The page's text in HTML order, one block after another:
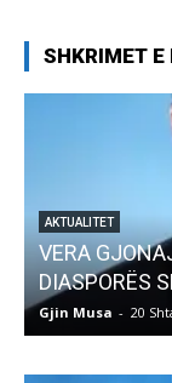
SHKRIMET E